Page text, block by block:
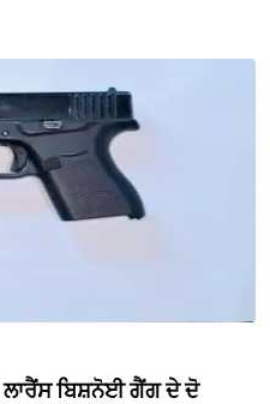
ਲਾਰੈਂਸ ਬਿਸ਼ਨੋਈ ਗੈਂਗ ਦੇ ਦੋ